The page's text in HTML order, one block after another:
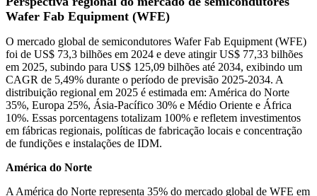
Wafer Fab Equipment (WFE)
O mercado global de semicondutores Wafer Fab Equipment (WFE)
foi de US$ 73,3 bilhões em 2024 e deve atingir US$ 77,33 bilhões
em 2025, subindo para US$ 125,09 bilhões até 2034, exibindo um
CAGR de 5,49% durante o período de previsão 2025-2034. A
distribuição regional em 2025 é estimada em: América do Norte
35%, Europa 25%, Ásia-Pacífico 30% e Médio Oriente e África
10%. Essas porcentagens totalizam 100% e refletem investimentos
em fábricas regionais, políticas de fabricação locais e concentração
de fundições e instalações de IDM.
América do Norte
A América do Norte representa 35% do mercado global de WFE em